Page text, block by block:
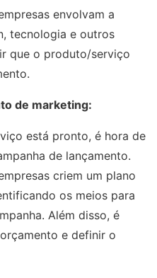
envolvam a
tecnologia e outros
que o produto/serviço
de marketing:
está pronto, é hora de
de lançamento.
criem um plano
os meios para
Além disso, é
e definir o